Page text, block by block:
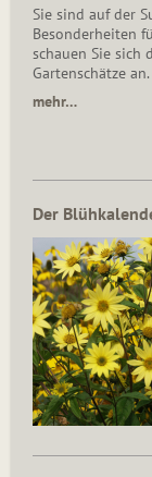
Sie sind auf der
Besonderheiten
schauen Sie sich
Gartenschätze an.
mehr…
Der